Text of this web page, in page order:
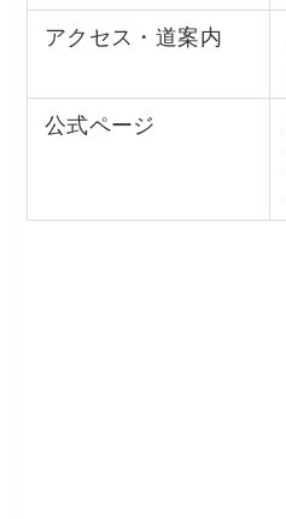
アクセス・道案内
公式ページ